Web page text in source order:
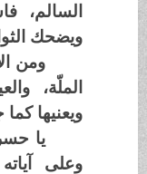
السالم،
ويضحك
ومن
الملّة،
ويعنيها كما
يا
وعلى